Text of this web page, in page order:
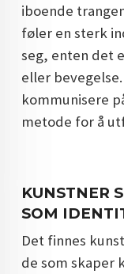
iboende
føler en sterk
seg, enten det
eller
kommunisere
metode for å
KUNSTNER
SOM
Det finnes
de som skaper